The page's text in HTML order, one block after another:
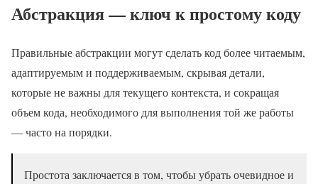
Абстракция — ключ к простому коду
Правильные абстракции могут сделать код более читаемым,
адаптируемым и поддерживаемым, скрывая детали,
которые не важны для текущего контекста, и сокращая
объем кода, необходимого для выполнения той же работы
— часто на порядки.
Простота заключается в том, чтобы убрать очевидное и